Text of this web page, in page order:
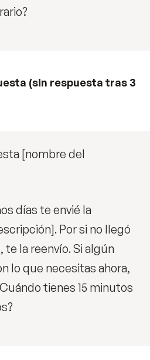
(sin respuesta tras 3
[nombre del
días te envié la
Por si no llegó
la reenvío. Si algún
lo que necesitas ahora,
tienes 15 minutos